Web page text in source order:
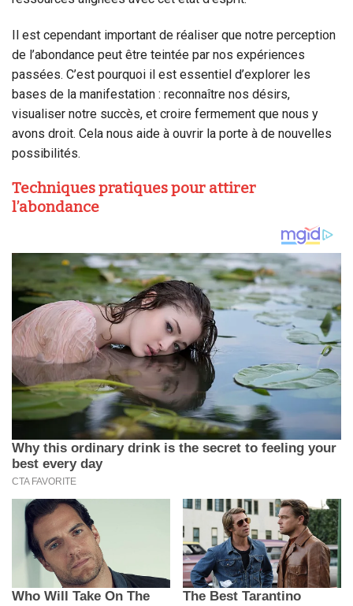
Il est cependant important de réaliser que notre perception
de l’abondance peut être teintée par nos expériences
passées. C’est pourquoi il est essentiel d’explorer les
bases de la manifestation : reconnaître nos désirs,
visualiser notre succès, et croire fermement que nous y
avons droit. Cela nous aide à ouvrir la porte à de nouvelles
possibilités.
Techniques pratiques pour attirer
l’abondance